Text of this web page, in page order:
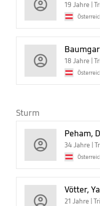
19 Jahre |
18 Jahre |
Sturm
Peham,
34 Jahre |
Vötter,
21 Jahre |